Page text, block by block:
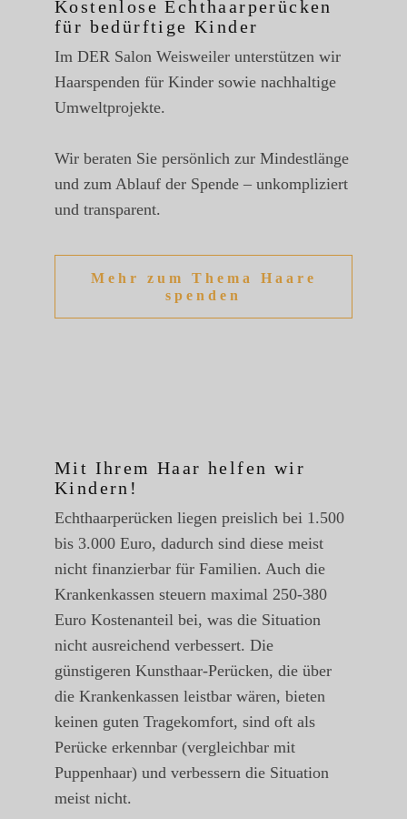
Kostenlose Echthaarperücken
für bedürftige Kinder
Im DER Salon Weisweiler unterstützen wir
Haarspenden für Kinder sowie nachhaltige
Umweltprojekte.
Wir beraten Sie persönlich zur Mindestlänge
und zum Ablauf der Spende – unkompliziert
und transparent.
Mehr zum Thema Haare
spenden
Mit Ihrem Haar helfen wir
Kindern!
Echthaarperücken liegen preislich bei 1.500
bis 3.000 Euro, dadurch sind diese meist
nicht finanzierbar für Familien. Auch die
Krankenkassen steuern maximal 250-380
Euro Kostenanteil bei, was die Situation
nicht ausreichend verbessert. Die
günstigeren Kunsthaar-Perücken, die über
die Krankenkassen leistbar wären, bieten
keinen guten Tragekomfort, sind oft als
Perücke erkennbar (vergleichbar mit
Puppenhaar) und verbessern die Situation
meist nicht.